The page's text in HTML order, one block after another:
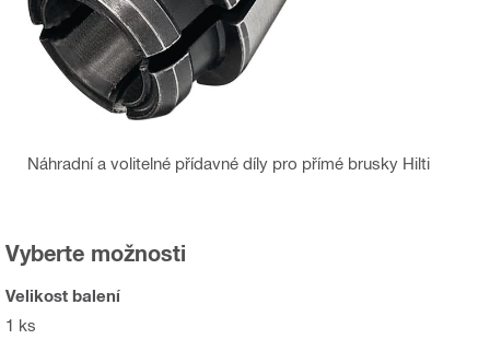
Náhradní a volitelné přídavné díly pro přímé brusky Hilti
Vyberte možnosti
Velikost balení
1 ks